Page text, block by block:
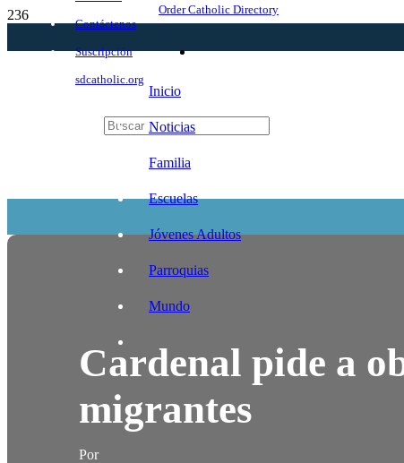
Contáctenos
Suscripción
sdcatholic.org
Order Catholic Directory
Inicio
Noticias
Familia
Escuelas
Jóvenes Adultos
Parroquias
Mundo
Cardenal pide a
migrantes
Por